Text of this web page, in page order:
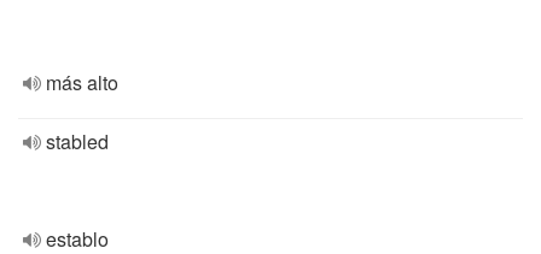
más alto
stabled
establo